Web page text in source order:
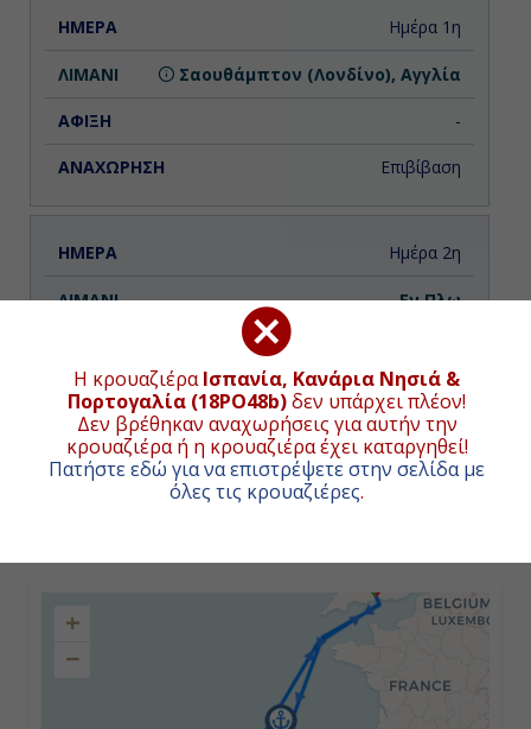
Η κρουαζιέραΙσπανία, Κανάρια Νησιά &
Πορτογαλία (18PO48b)δεν υπάρχει πλέον!
Δεν βρέθηκαν αναχωρήσεις για αυτήν την
κρουαζιέρα ή η κρουαζιέρα έχει καταργηθεί!
Πατήστε εδώ για να επιστρέψετε στην σελίδα με
όλες τις κρουαζιέρες.
ΗΜΕΡΑ ΑΝΑΧΩΡΗΣΗ
Ημέρα 1η
Σαουθάμπτον (Λονδίνο), Αγγλία
-
Επιβίβαση
Ημέρα 2η
Εν Πλω
-
Ημέρα 3η
Ημέρα
+
−